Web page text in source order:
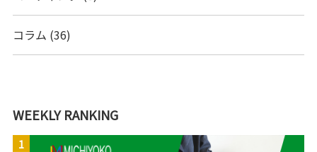
コラム (36)
WEEKLY RANKING
1